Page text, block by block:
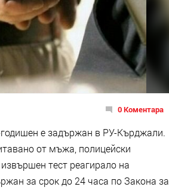
0 Коментара
е задържан в РУ-Кърджали.
от мъжа, полицейски
тест реагирало на
за срок до 24 часа по Закона за